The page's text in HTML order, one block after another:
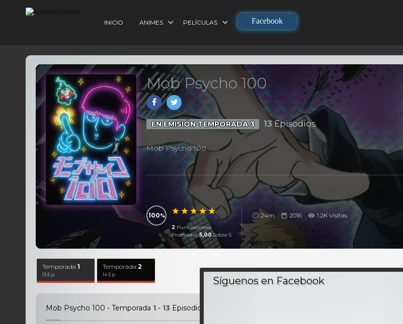
INICIO ANIMES PELÍCULAS Facebook
Mob Psycho 100
EN EMISIÓN TEMPORADA 3 13Episodios
Mob Psycho 100
100
2 Puntuaciones
Promedio:5,00Sobre 5
24m 2016 1.2K Visitas
Temporada1
13 Ep.
Temporada2
14 Ep.
Mob Psycho 100 - Temporada 1 - 13 Episodios